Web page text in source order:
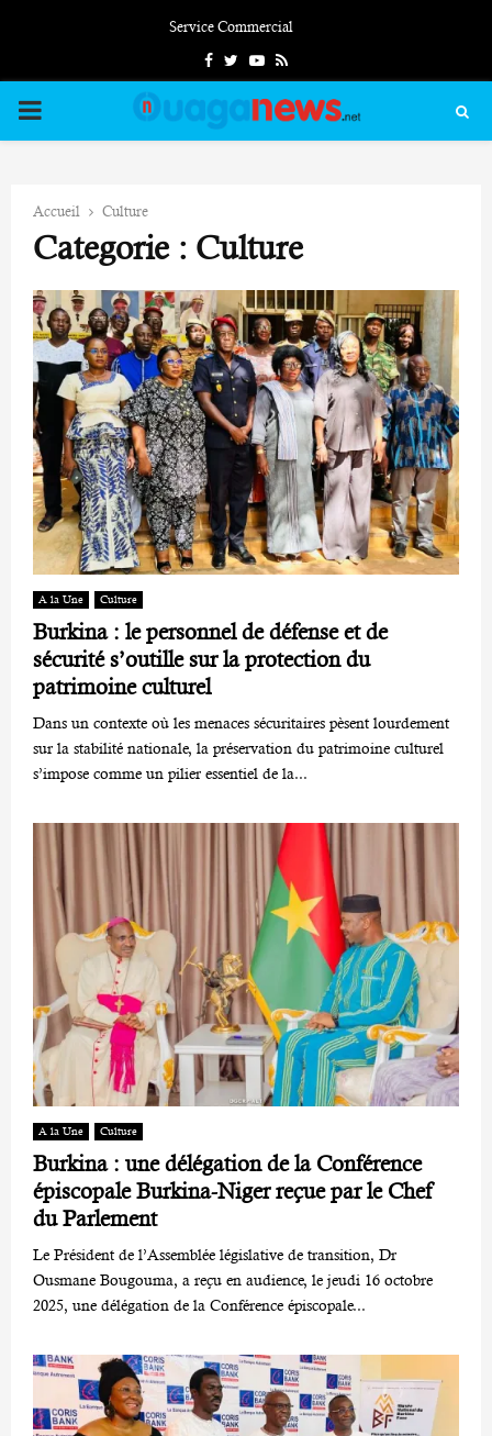
Service Commercial
FacebookTwitterYoutube
Rss
PRIMARY
Accueil Culture
Categorie : Culture
A la Une Culture
Burkina : le personnel de défense et de
sécurité s’outille sur la protection du
patrimoine culturel
Dans un contexte où les menaces sécuritaires pèsent lourdement
sur la stabilité nationale, la préservation du patrimoine culturel
s’impose comme un pilier essentiel de la...
A la Une Culture
Burkina : une délégation de la Conférence
épiscopale Burkina-Niger reçue par le Chef
du Parlement
Le Président de l’Assemblée législative de transition, Dr
Ousmane Bougouma, a reçu en audience, le jeudi 16 octobre
2025, une délégation de la Conférence épiscopale...